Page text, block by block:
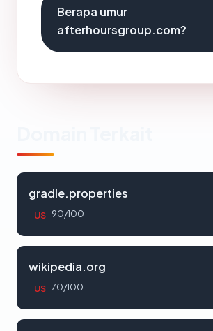
Berapa umur
afterhoursgroup.com?
gradle.properties
US 90/100
wikipedia.org
US 70/100